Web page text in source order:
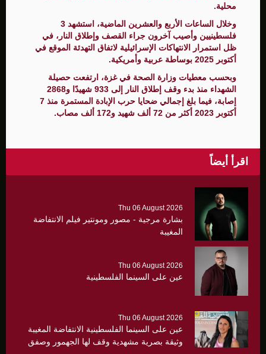
محلية.
وخلال الساعات الأربع والعشرين الماضية، استشهد 3
فلسطينيين وأصيب آخرون جراء القصف وإطلاق النار، في
ظل استمرار الانتهاكات الإسرائيلية لاتفاق التهدئة الموقع في
أكتوبر 2025 بوساطة عربية وأمريكية.
وبحسب معطيات وزارة الصحة في غزة، ارتفعت حصيلة
الشهداء منذ بدء وقف إطلاق النار إلى 933 شهيدًا و2868
إصابة، فيما بلغ إجمالي ضحايا حرب الإبادة المستمرة منذ 7
أكتوبر 2023 أكثر من 72 ألف شهيد و172 ألف مصاب.
اقرأ أيضاً
Thu 06 August 2026
بشارة مرجية - مصور ومونتير فيلم الانتفاضة
المغيبة
Thu 06 August 2026
عين على السينما الفلسطينية
Thu 06 August 2026
عين على السينما الفلسطينية الانتفاضة المغيبة
وثيقة بصرية مشهدية وقف لها الجهمور وصفق